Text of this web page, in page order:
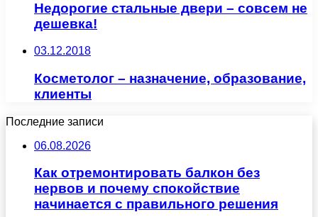
Недорогие стальные двери – совсем не
дешевка!
03.12.2018
Косметолог – назначение, образование,
клиенты
Последние записи
06.08.2026
Как отремонтировать балкон без
нервов и почему спокойствие
начинается с правильного решения